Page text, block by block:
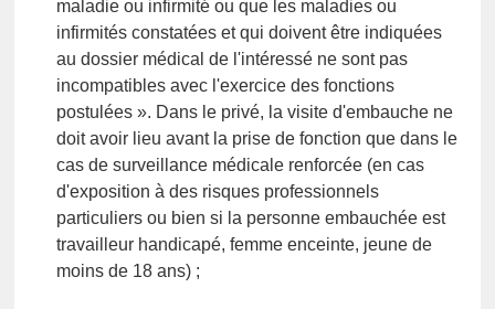
maladie ou infirmité ou que les maladies ou
infirmités constatées et qui doivent être indiquées
au dossier médical de l'intéressé ne sont pas
incompatibles avec l'exercice des fonctions
postulées ». Dans le privé, la visite d'embauche ne
doit avoir lieu avant la prise de fonction que dans le
cas de surveillance médicale renforcée (en cas
d'exposition à des risques professionnels
particuliers ou bien si la personne embauchée est
travailleur handicapé, femme enceinte, jeune de
moins de 18 ans) ;